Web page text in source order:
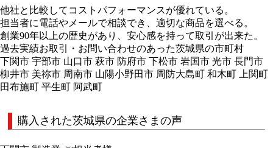
他社と比較してコストパフォーマンスが優れている。
担当者に電話やメールで相談でき、適切な商品を選べる。
創業90年以上の歴史があり、安心感を持って取引が出来た。
過去実績お取引・お問い合わせのあった茨城県の市町村
下関市 宇部市 山口市 萩市 防府市 下松市 岩国市 光市 長門市
柳井市 美祢市 周南市 山陽小野田市 周防大島町 和木町 上関町
田布施町 平生町 阿武町
購入された茨城県の企業さまの声